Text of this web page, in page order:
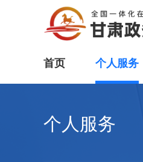
首页 个人服务
个人服务